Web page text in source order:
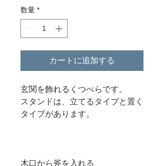
数量 *
カートに追加する
玄関を飾れるくつべらです。
​スタンドは、立てるタイプと置く
タイプがあります。
木口から斧を入れる